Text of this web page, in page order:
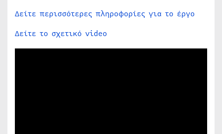
Δείτε περισσότερες πληροφορίες για το έργο
Δείτε το σχετικό video